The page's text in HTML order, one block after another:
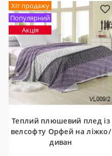
Хіт продажу
Популярний
Акція
Теплий плюшевий плед із
велсофту Орфей на ліжко/
диван